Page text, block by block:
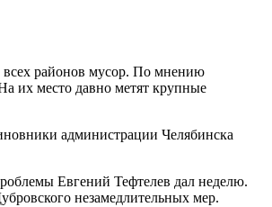
всех районов мусор. По мнению
их место давно метят крупные
администрации Челябинска
Евгений Тефтелев дал неделю.
незамедлительных мер.